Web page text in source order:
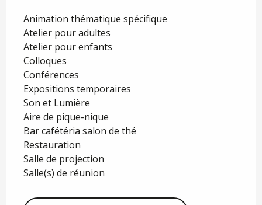
Animation thématique spécifique
Atelier pour adultes
Atelier pour enfants
Colloques
Conférences
Expositions temporaires
Son et Lumière
Aire de pique-nique
Bar cafétéria salon de thé
Restauration
Salle de projection
Salle(s) de réunion